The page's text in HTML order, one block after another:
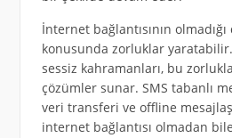
İnternet bağlantısının
konusunda zorluklar yaratabilir.
sessiz kahramanları, bu
çözümler sunar. SMS tabanlı
veri transferi ve offline
internet bağlantısı olmadan